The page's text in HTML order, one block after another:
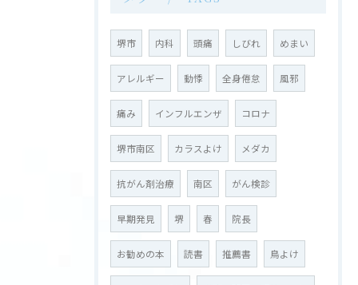
堺市 内科 頭痛 しびれ めまい
アレルギー 動悸 全身倦怠 風邪
痛み インフルエンザ コロナ
堺市南区 カラスよけ メダカ
抗がん剤治療 南区 がん検診
早期発見 堺 春 院長
お勧めの本 読書 推薦書 鳥よけ